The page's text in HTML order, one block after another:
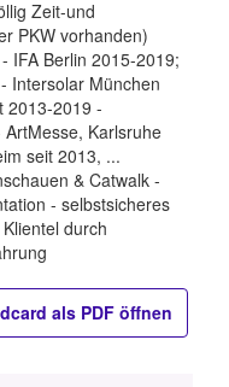
Zeit-und
PKW vorhanden)
IFA Berlin 2015-2019;
Intersolar München
2013-2019 -
Karlsruhe
seit 2013, ...
& Catwalk -
- selbstsicheres
durch
als PDF öffnen